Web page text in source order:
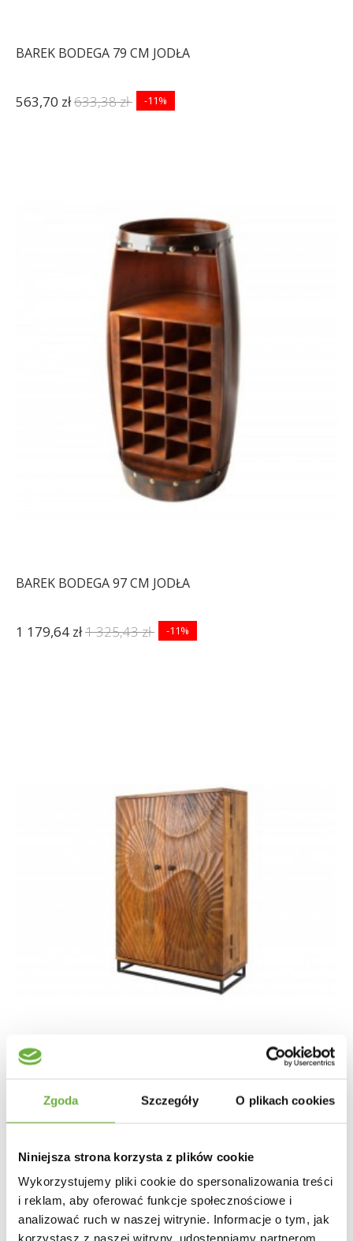
Zgoda Szczegóły O plikach cookies
Niniejsza strona korzysta z plików cookie
Wykorzystujemy pliki cookie do spersonalizowania treści
i reklam, aby oferować funkcje społecznościowe i
analizować ruch w naszej witrynie. Informacje o tym, jak
korzystasz z naszej witryny, udostępniamy partnerom
BAREK BODEGA 79 CM JODŁA
563,70 zł633,38 zł -11%
BAREK BODEGA 97 CM JODŁA
1 179,64 zł1 325,43 zł -11%
BAREK SCORPION 95X42 MANGO
3 801,90 zł4 271,79 zł -11%